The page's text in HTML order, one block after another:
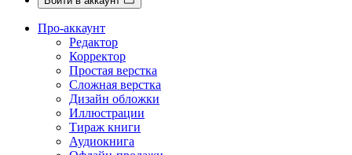
Про-аккаунт
Редактор
Корректор
Простая верстка
Сложная верстка
Дизайн обложки
Иллюстрации
Тираж книги
Аудиокнига